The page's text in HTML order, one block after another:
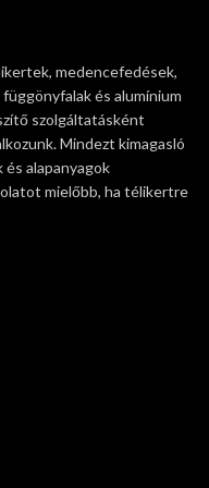
medencefedések,
és alumínium
szolgáltatásként
Mindezt kimagasló
és alapanyagok
mielőbb, ha télikertre